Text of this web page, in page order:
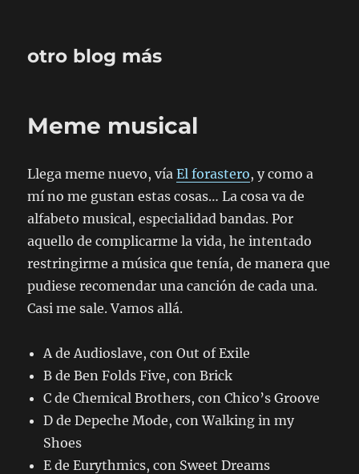
otro blog más
Meme musical
Llega meme nuevo, víaEl forastero, y como a
mí no me gustan estas cosas… La cosa va de
alfabeto musical, especialidad bandas. Por
aquello de complicarme la vida, he intentado
restringirme a música que tenía, de manera que
pudiese recomendar una canción de cada una.
Casi me sale. Vamos allá.
A de Audioslave, con Out of Exile
B de Ben Folds Five, con Brick
C de Chemical Brothers, con Chico’s Groove
D de Depeche Mode, con Walking in my
Shoes
E de Eurythmics, con Sweet Dreams